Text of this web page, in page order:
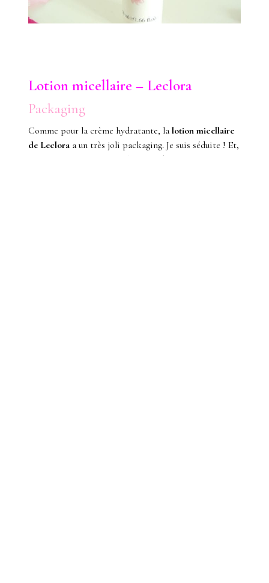
Lotion micellaire – Leclora
Packaging
Comme pour la crème hydratante, lalotion micellaire
de Leclora a un très joli packaging. Je suis séduite ! Et,
encore plus que pour la crème, j’ai beaucoup apprécié